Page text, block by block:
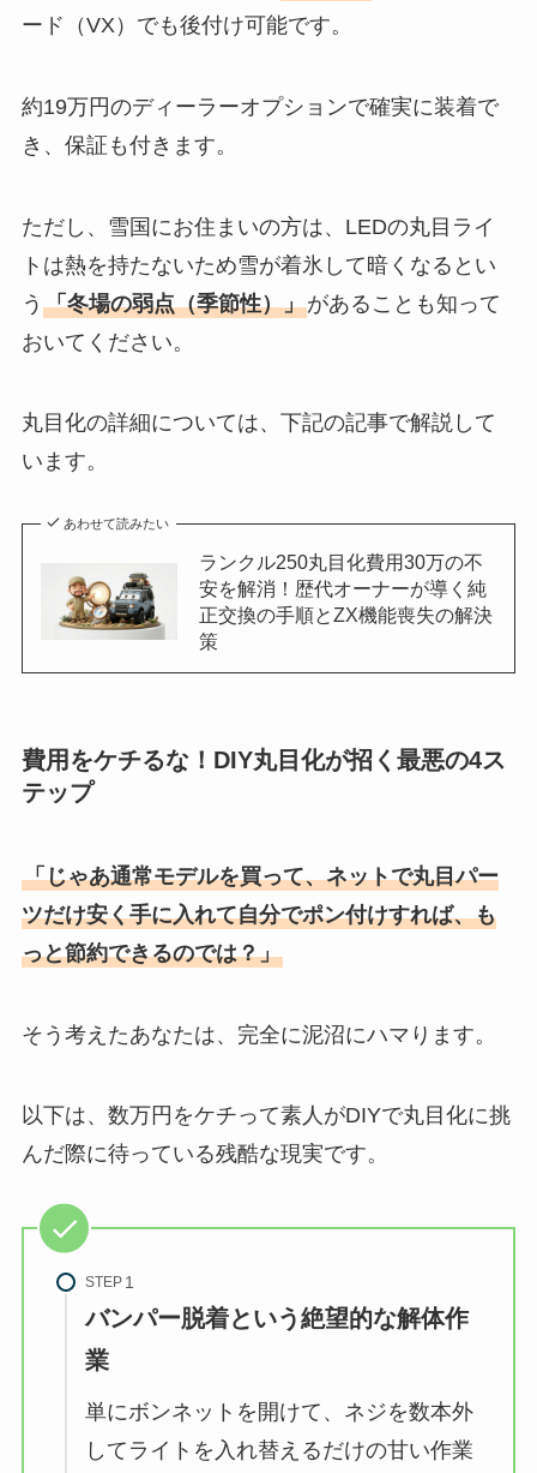
ード（VX）でも後付け可能です。
約19万円のディーラーオプションで確実に装着で
き、保証も付きます。
ただし、雪国にお住まいの方は、LEDの丸目ライ
トは熱を持たないため雪が着氷して暗くなるとい
う 「冬場の弱点（季節性）」があることも知って
おいてください。
丸目化の詳細については、下記の記事で解説して
います。
あわせて読みたい
ランクル250丸目化費用30万の不
安を解消！歴代オーナーが導く純
正交換の手順とZX機能喪失の解決
策
費用をケチるな！DIY丸目化が招く最悪の4ス
テップ
「じゃあ通常モデルを買って、ネットで丸目パー
ツだけ安く手に入れて自分でポン付けすれば、も
っと節約できるのでは？」
そう考えたあなたは、完全に泥沼にハマります。
以下は、数万円をケチって素人がDIYで丸目化に挑
んだ際に待っている残酷な現実です。
STEP
バンパー脱着という絶望的な解体作
業
単にボンネットを開けて、ネジを数本外
してライトを入れ替えるだけの甘い作業